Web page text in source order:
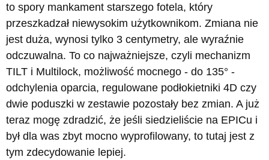
to spory mankament starszego fotela, który
przeszkadzał niewysokim użytkownikom. Zmiana nie
jest duża, wynosi tylko 3 centymetry, ale wyraźnie
odczuwalna. To co najważniejsze, czyli mechanizm
TILT i Multilock, możliwość mocnego - do 135° -
odchylenia oparcia, regulowane podłokietniki 4D czy
dwie poduszki w zestawie pozostały bez zmian. A już
teraz mogę zdradzić, że jeśli siedzieliście na EPICu i
był dla was zbyt mocno wyprofilowany, to tutaj jest z
tym zdecydowanie lepiej.